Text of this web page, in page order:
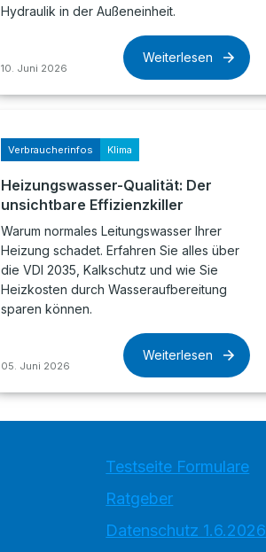
Hydraulik in der Außeneinheit.
10. Juni 2026
Weiterlesen
Verbraucherinfos Klima
Heizungswasser-Qualität: Der
unsichtbare Effizienzkiller
Warum normales Leitungswasser Ihrer
Heizung schadet. Erfahren Sie alles über
die VDI 2035, Kalkschutz und wie Sie
Heizkosten durch Wasseraufbereitung
sparen können.
05. Juni 2026
Weiterlesen
Testseite Formulare
Ratgeber
Datenschutz 1.6.2026